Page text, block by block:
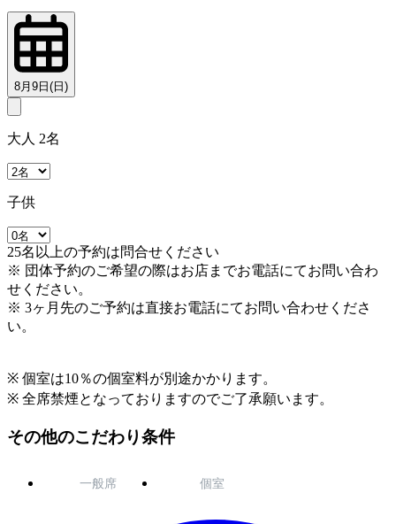
8月9日(日)
大人 2名
子供
25名以上の予約は問合せください
※ 団体予約のご希望の際はお店までお電話にてお問い合わ
せください。
※ 3ヶ月先のご予約は直接お電話にてお問い合わせくださ
い。
※ 個室は10％の個室料が別途かかります。
※ 全席禁煙となっておりますのでご了承願います。
その他のこだわり条件
一般席 個室